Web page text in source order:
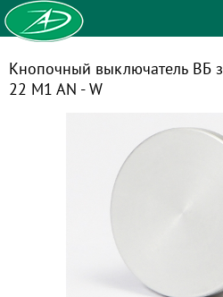
Кнопочный выключатель ВБ з
22 M1 AN - W